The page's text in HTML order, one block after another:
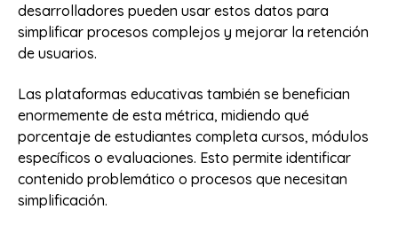
desarrolladores pueden usar estos datos para
simplificar procesos complejos y mejorar la retención
de usuarios.
Las plataformas educativas también se benefician
enormemente de esta métrica, midiendo qué
porcentaje de estudiantes completa cursos, módulos
específicos o evaluaciones. Esto permite identificar
contenido problemático o procesos que necesitan
simplificación.